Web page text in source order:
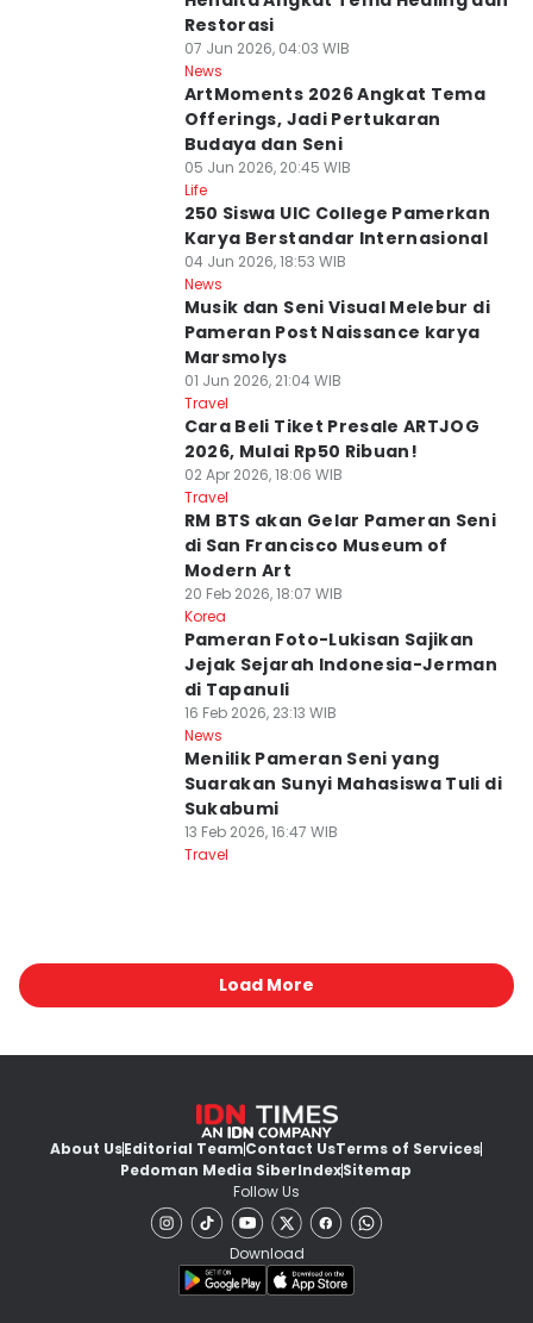
Restorasi
07 Jun 2026, 04:03 WIB
News
ArtMoments 2026 Angkat Tema
Offerings, Jadi Pertukaran
Budaya dan Seni
05 Jun 2026, 20:45 WIB
Life
250 Siswa UIC College Pamerkan
Karya Berstandar Internasional
04 Jun 2026, 18:53 WIB
News
Musik dan Seni Visual Melebur di
Pameran Post Naissance karya
Marsmolys
01 Jun 2026, 21:04 WIB
Travel
Cara Beli Tiket Presale ARTJOG
2026, Mulai Rp50 Ribuan!
02 Apr 2026, 18:06 WIB
Travel
RM BTS akan Gelar Pameran Seni
di San Francisco Museum of
Modern Art
20 Feb 2026, 18:07 WIB
Korea
Pameran Foto-Lukisan Sajikan
Jejak Sejarah Indonesia-Jerman
di Tapanuli
16 Feb 2026, 23:13 WIB
News
Menilik Pameran Seni yang
Suarakan Sunyi Mahasiswa Tuli di
Sukabumi
13 Feb 2026, 16:47 WIB
Travel
Load More
About UsEditorial TeamContact UsTerms of Services
Pedoman Media SiberIndexSitemap
Follow Us
Download